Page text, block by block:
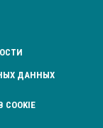
ДАННЫХ